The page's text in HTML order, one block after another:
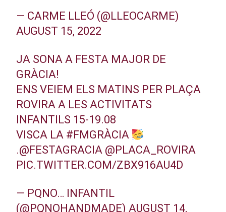
— CARME LLEÓ (@LLEOCARME)
AUGUST 15, 2022
JA SONA A FESTA MAJOR DE
GRÀCIA!
ENS VEIEM ELS MATINS PER PLAÇA
ROVIRA A LES ACTIVITATS
INFANTILS 15-19.08
VISCA LA #FMGRÀCIA
.@FESTAGRACIA @PLACA_ROVIRA
PIC.TWITTER.COM/ZBX916AU4D
— PQNO… INFANTIL
(@PQNOHANDMADE) AUGUST 14,